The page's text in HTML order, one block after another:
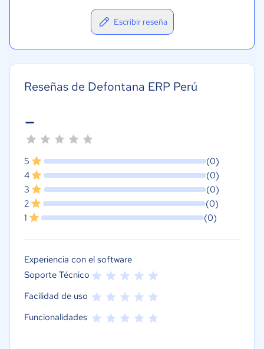
Escribir reseña
Reseñas de Defontana ERP Perú
-
5
(0)
4
(0)
3
(0)
2
(0)
1
(0)
Experiencia con el software
Soporte Técnico
Facilidad de uso
Funcionalidades